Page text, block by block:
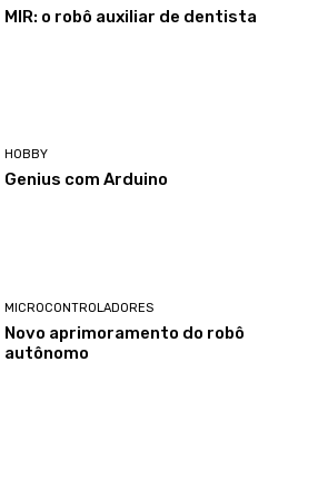
MIR: o robô auxiliar de dentista
HOBBY
Genius com Arduino
MICROCONTROLADORES
Novo aprimoramento do robô
autônomo